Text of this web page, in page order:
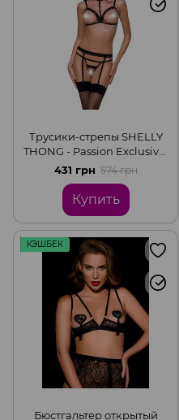
Трусики-стрепы SHELLY
THONG - Passion Exclusive,
Black, S/M
431 грн 574 грн
Купить
КЭШБЕК
Бюстгальтер открытый